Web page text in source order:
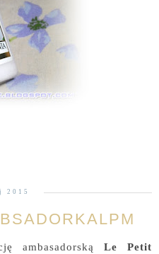
2015
ambasadorskąLe Petit